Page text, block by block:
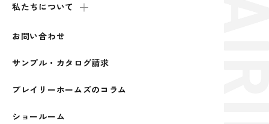
私たちについて
お問い合わせ
サンプル・カタログ請求
プレイリーホームズのコラム
ショールーム